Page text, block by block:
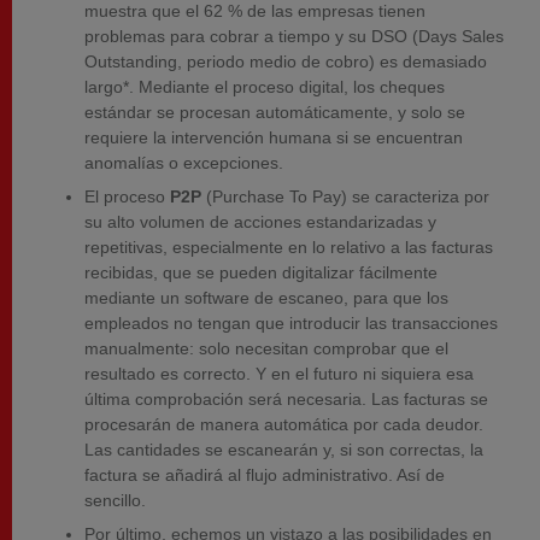
muestra que el 62 % de las empresas tienen
problemas para cobrar a tiempo y su DSO (Days Sales
Outstanding, periodo medio de cobro) es demasiado
largo*. Mediante el proceso digital, los cheques
estándar se procesan automáticamente, y solo se
requiere la intervención humana si se encuentran
anomalías o excepciones.
El proceso P2P (Purchase To Pay) se caracteriza por
su alto volumen de acciones estandarizadas y
repetitivas, especialmente en lo relativo a las facturas
recibidas, que se pueden digitalizar fácilmente
mediante un software de escaneo, para que los
empleados no tengan que introducir las transacciones
manualmente: solo necesitan comprobar que el
resultado es correcto. Y en el futuro ni siquiera esa
última comprobación será necesaria. Las facturas se
procesarán de manera automática por cada deudor.
Las cantidades se escanearán y, si son correctas, la
factura se añadirá al flujo administrativo. Así de
sencillo.
Por último, echemos un vistazo a las posibilidades en